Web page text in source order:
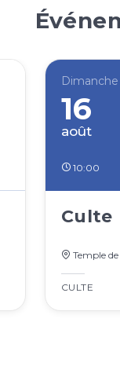
Dimanche
16
août
10:00
Culte
Temple
CULTE